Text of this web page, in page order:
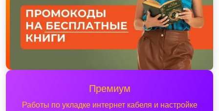
Премиум
Работы по укладке интернет кабеля и настройке